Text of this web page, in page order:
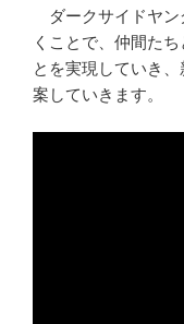
ダークサイドヤン
くことで、仲間た
とを実現していき
案していきます。